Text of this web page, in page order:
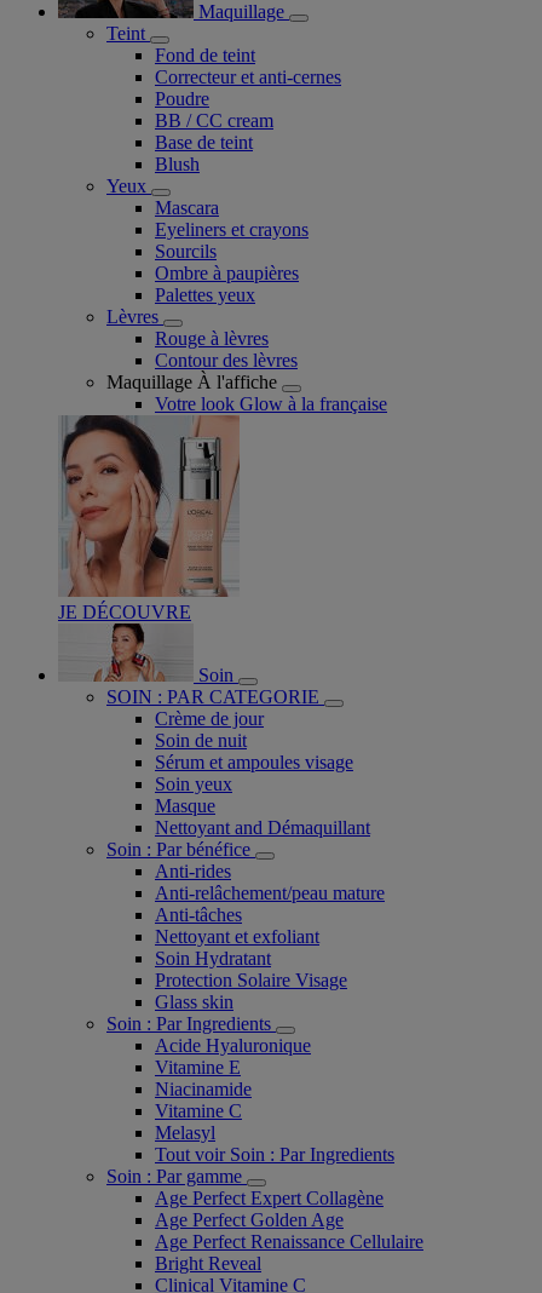
Maquillage
Teint
Fond de teint
Correcteur et anti-cernes
Poudre
BB / CC cream
Base de teint
Blush
Yeux
Mascara
Eyeliners et crayons
Sourcils
Ombre à paupières
Palettes yeux
Lèvres
Rouge à lèvres
Contour des lèvres
Maquillage À l'affiche
Votre look Glow à la française
JE DÉCOUVRE
Soin
SOIN : PAR CATEGORIE
Crème de jour
Soin de nuit
Sérum et ampoules visage
Soin yeux
Masque
Nettoyant and Démaquillant
Soin : Par bénéfice
Anti-rides
Anti-relâchement/peau mature
Anti-tâches
Nettoyant et exfoliant
Soin Hydratant
Protection Solaire Visage
Glass skin
Soin : Par Ingredients
Acide Hyaluronique
Vitamine E
Niacinamide
Vitamine C
Melasyl
Tout voir Soin : Par Ingredients
Soin : Par gamme
Age Perfect Expert Collagène
Age Perfect Golden Age
Age Perfect Renaissance Cellulaire
Bright Reveal
Clinical Vitamine C